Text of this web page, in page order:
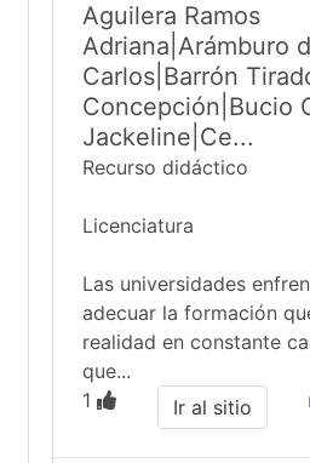
Aguilera Ramos
Adriana|Arámburo
Carlos|Barrón
Concepción|Bucio
Jackeline|Ce...
Recurso didáctico
Licenciatura
Las universidades
adecuar la formación
realidad en constante
que...
1
Ir al sitio